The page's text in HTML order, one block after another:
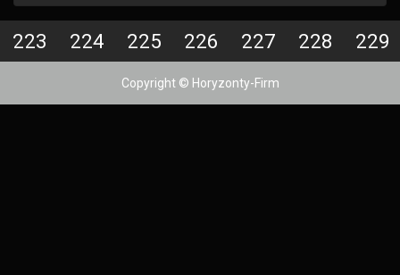
223 224 225 226 227 228 229
Copyright © Horyzonty-Firm